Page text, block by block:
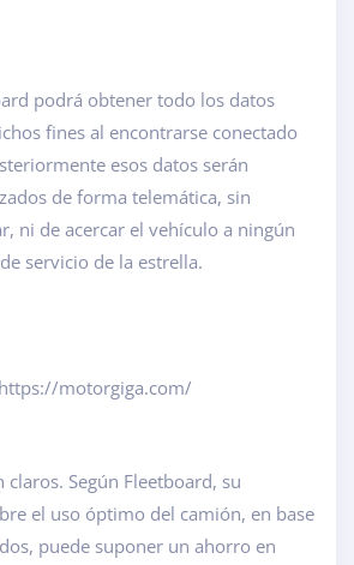
podrá obtener todo los datos
fines al encontrarse conectado
esos datos serán
de forma telemática, sin
ni de acercar el vehículo a ningún
servicio de la estrella.
claros. Según Fleetboard, su
el uso óptimo del camión, en base
puede suponer un ahorro en